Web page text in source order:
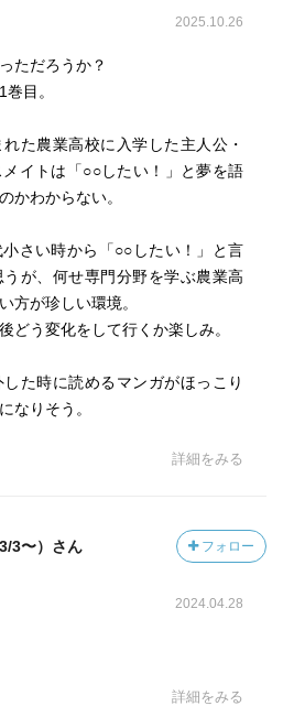
2025.10.26
ただろうか？
目。
た農業高校に入学した主人公・
イトは「○○したい！」と夢を語
かわからない。
さい時から「○○したい！」と言
が、何せ専門分野を学ぶ農業高
方が珍しい環境。
どう変化をして行くか楽しみ。
た時に読めるマンガがほっこり
なりそう。
詳細をみる
3〜）さん フォロー
2024.04.28
詳細をみる